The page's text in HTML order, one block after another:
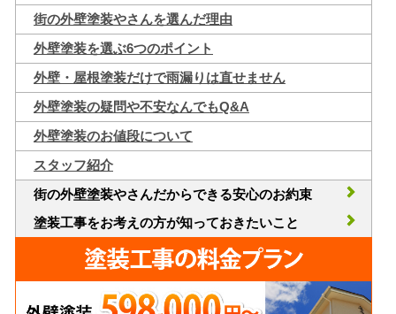
街の外壁塗装やさんを選んだ理由
外壁塗装を選ぶ6つのポイント
外壁・屋根塗装だけで雨漏りは直せません
外壁塗装の疑問や不安なんでもQ&A
外壁塗装のお値段について
スタッフ紹介
街の外壁塗装やさんだからできる安心のお約束
塗装工事をお考えの方が知っておきたいこと